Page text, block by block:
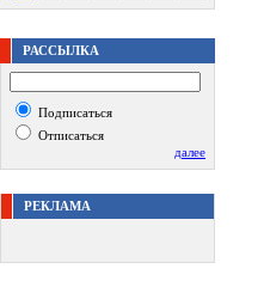
РАССЫЛКА
Подписаться
Отписаться
далее
РЕКЛАМА